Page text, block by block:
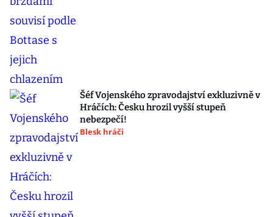
Šéf Vojenského zpravodajství exkluzivně v
Hráčích: Česku hrozil vyšší stupeň
nebezpečí!
Blesk hráči